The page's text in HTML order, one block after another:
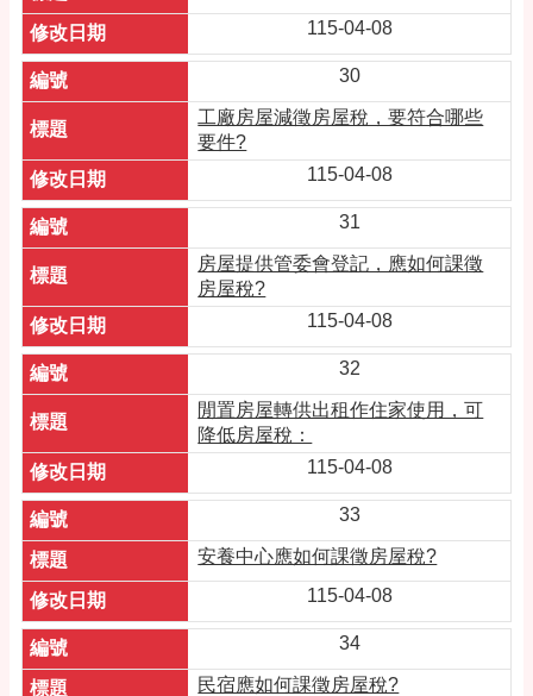
115-04-08
30
工廠房屋減徵房屋稅，要符合哪些
要件?
115-04-08
31
房屋提供管委會登記，應如何課徵
房屋稅?
115-04-08
32
閒置房屋轉供出租作住家使用，可
降低房屋稅：
115-04-08
33
安養中心應如何課徵房屋稅?
115-04-08
34
民宿應如何課徵房屋稅?